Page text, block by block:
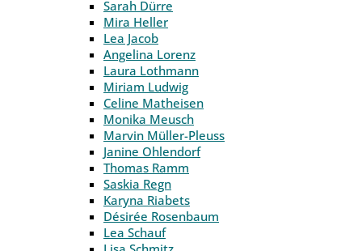
Sarah Dürre
Mira Heller
Lea Jacob
Angelina Lorenz
Laura Lothmann
Miriam Ludwig
Celine Matheisen
Monika Meusch
Marvin Müller-Pleuss
Janine Ohlendorf
Thomas Ramm
Saskia Regn
Karyna Riabets
Désirée Rosenbaum
Lea Schauf